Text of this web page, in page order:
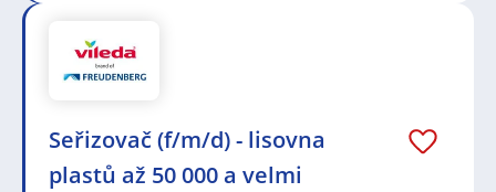
Seřizovač (f/m/d) - lisovna
plastů až 50 000 a velmi